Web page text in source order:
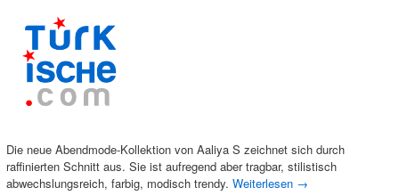
Die neue Abendmode-Kollektion von Aaliya S zeichnet sich durch
raffinierten Schnitt aus. Sie ist aufregend aber tragbar, stilistisch
abwechslungsreich, farbig, modisch trendy. Weiterlesen →